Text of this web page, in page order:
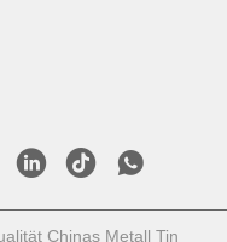
Chinas Metall Tin